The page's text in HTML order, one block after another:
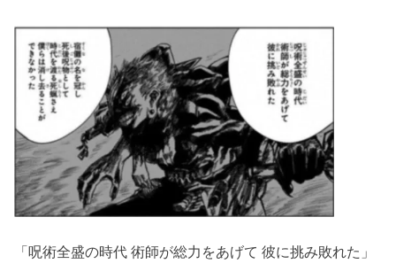
「呪術全盛の時代 術師が総力をあげて 彼に挑み敗れた」